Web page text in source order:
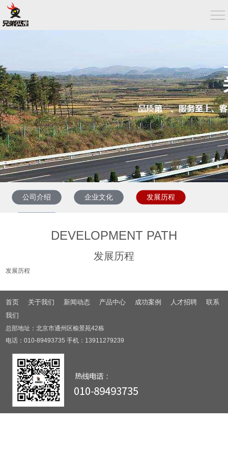
公司介绍 企业文化 发展历程
DEVELOPMENT PATH
发展历程
发展历程
首页 关于我们 新闻动态 产品中心 成功案例 人才招聘
联系
我们
总部地址：北京市通州区榆景苑42栋
电话：010-89493735 手机：13911279239